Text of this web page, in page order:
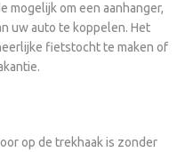
mogelijk om een aanhanger,
uw auto te koppelen. Het
fietstocht te maken of
op de trekhaak is zonder